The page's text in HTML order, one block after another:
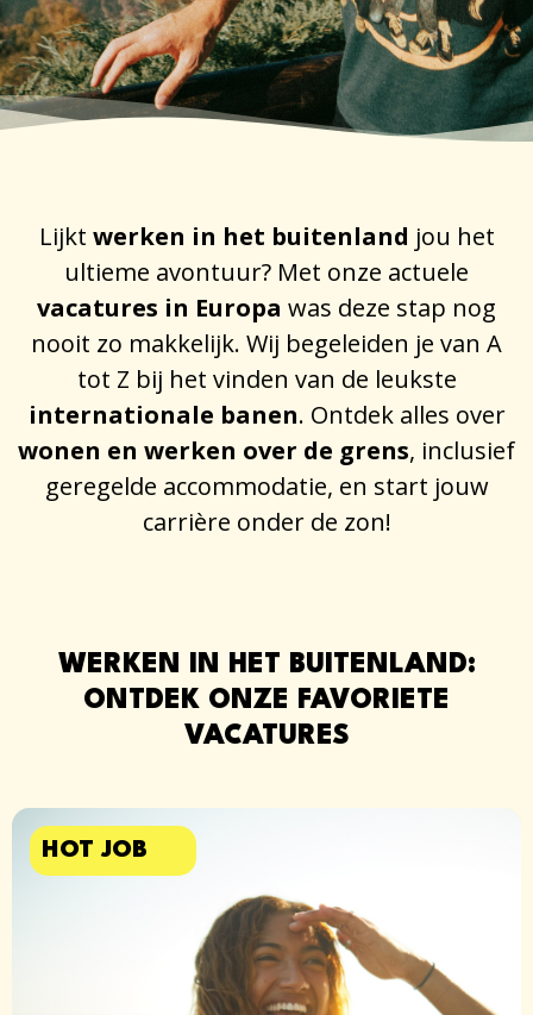
Lijkt werken in het buitenland jou het
ultieme avontuur? Met onze actuele
vacatures in Europa was deze stap nog
nooit zo makkelijk. Wij begeleiden je van A
tot Z bij het vinden van de leukste
internationale banen. Ontdek alles over
wonen en werken over de grens, inclusief
geregelde accommodatie, en start jouw
carrière onder de zon!
WERKEN IN HET BUITENLAND:
ONTDEK ONZE FAVORIETE
VACATURES
HOT JOB